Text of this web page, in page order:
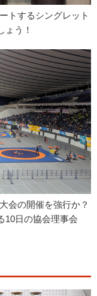
トするシングレット
ょう！
会の開催を強行か？
10日の協会理事会